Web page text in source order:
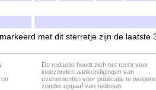
met dit sterretje zijn de laatste
De redactie houdt zich het recht voor
ingezonden aankondigingen van
evenementen voor publicatie te
zonder opgaaf van redenen.